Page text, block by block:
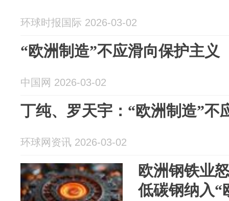
环球时报国际 2026-03-02
“欧洲制造”不应滑向保护主义
中国网 2026-03-02
丁纯、罗天宇：“欧洲制造”不
环球网资讯 2026-03-02
欧洲钢铁业
低碳钢纳入“